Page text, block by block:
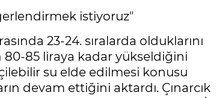
istiyoruz"
23-24. sıralarda olduklarını
85 liraya kadar yükseldiğini
su elde edilmesi konusu
devam ettiğini aktardı. Çınarcık